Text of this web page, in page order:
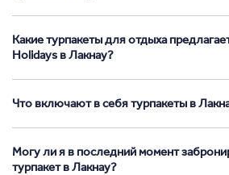
Какие турпакеты для отдыха
Holidays в Лакнау?
Что включают в себя турпакеты в
Могу ли я в последний момент
турпакет в Лакнау?